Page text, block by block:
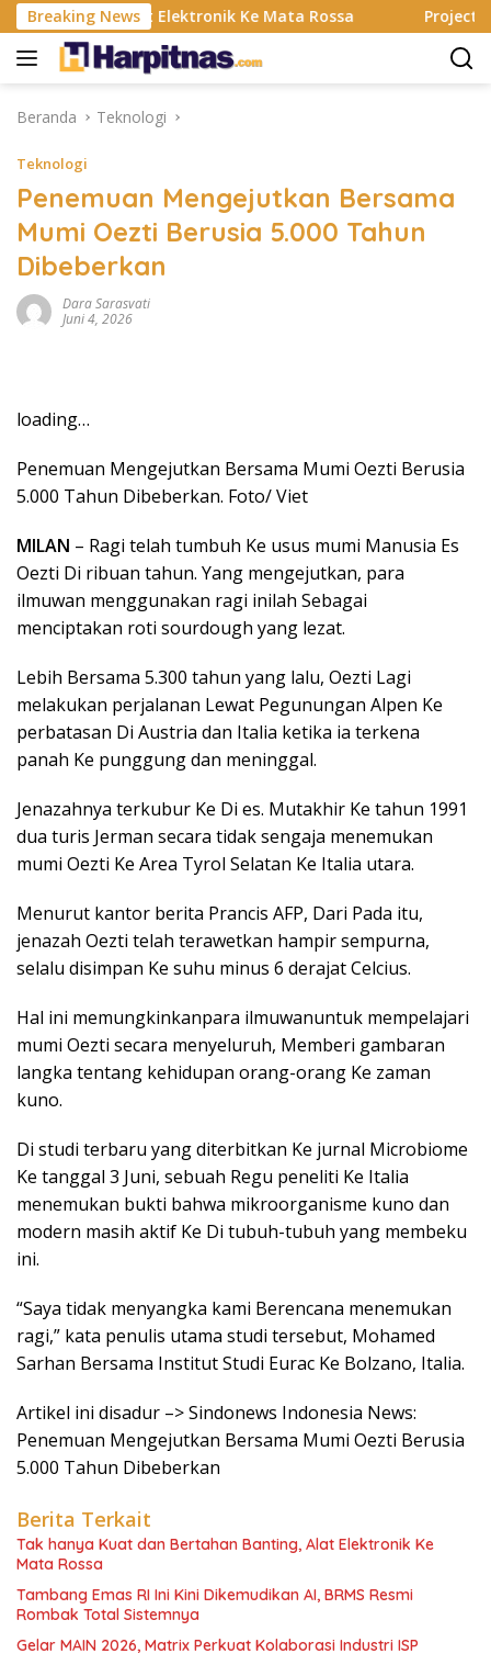
Langsung
ke
konten
Breaking News
Alat Elektronik Ke Mata Rossa Project Pop
Beranda Teknologi
Teknologi
Penemuan Mengejutkan Bersama
Mumi Oezti Berusia 5.000 Tahun
Dibeberkan
Dara Sarasvati
Juni 4, 2026
loading…
Penemuan Mengejutkan Bersama Mumi Oezti Berusia
5.000 Tahun Dibeberkan. Foto/ Viet
MILAN – Ragi telah tumbuh Ke usus mumi Manusia Es
Oezti Di ribuan tahun. Yang mengejutkan, para
ilmuwan menggunakan ragi inilah Sebagai
menciptakan roti sourdough yang lezat.
Lebih Bersama 5.300 tahun yang lalu, Oezti Lagi
melakukan perjalanan Lewat Pegunungan Alpen Ke
perbatasan Di Austria dan Italia ketika ia terkena
panah Ke punggung dan meninggal.
Jenazahnya terkubur Ke Di es. Mutakhir Ke tahun 1991
dua turis Jerman secara tidak sengaja menemukan
mumi Oezti Ke Area Tyrol Selatan Ke Italia utara.
Menurut kantor berita Prancis AFP, Dari Pada itu,
jenazah Oezti telah terawetkan hampir sempurna,
selalu disimpan Ke suhu minus 6 derajat Celcius.
Hal ini memungkinkanpara ilmuwanuntuk mempelajari
mumi Oezti secara menyeluruh, Memberi gambaran
langka tentang kehidupan orang-orang Ke zaman
kuno.
Di studi terbaru yang diterbitkan Ke jurnal Microbiome
Ke tanggal 3 Juni, sebuah Regu peneliti Ke Italia
menemukan bukti bahwa mikroorganisme kuno dan
modern masih aktif Ke Di tubuh-tubuh yang membeku
ini.
“Saya tidak menyangka kami Berencana menemukan
ragi,” kata penulis utama studi tersebut, Mohamed
Sarhan Bersama Institut Studi Eurac Ke Bolzano, Italia.
Artikel ini disadur –> Sindonews Indonesia News:
Penemuan Mengejutkan Bersama Mumi Oezti Berusia
5.000 Tahun Dibeberkan
Berita Terkait
Tak hanya Kuat dan Bertahan Banting, Alat Elektronik Ke
Mata Rossa
Tambang Emas RI Ini Kini Dikemudikan AI, BRMS Resmi
Rombak Total Sistemnya
Gelar MAIN 2026, Matrix Perkuat Kolaborasi Industri ISP